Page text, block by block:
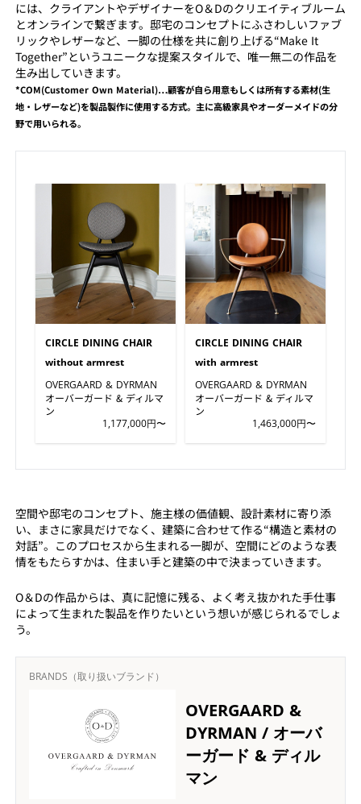
には、クライアントやデザイナーをO＆Dのクリエイティブルーム
とオンラインで繋ぎます。邸宅のコンセプトにふさわしいファブ
リックやレザーなど、一脚の仕様を共に創り上げる“Make It
Together”というユニークな提案スタイルで、唯一無二の作品を
生み出していきます。
*COM(Customer Own Material)…顧客が自ら用意もしくは所有する素材(生
地・レザーなど)を製品製作に使用する方式。主に高級家具やオーダーメイドの分
野で用いられる。
CIRCLE DINING CHAIR
without armrest
OVERGAARD & DYRMAN
オーバーガード & ディルマ
ン
1,177,000円〜
CIRCLE DINING CHAIR
with armrest
OVERGAARD & DYRMAN
オーバーガード & ディルマ
ン
1,463,000円〜
空間や邸宅のコンセプト、施主様の価値観、設計素材に寄り添
い、まさに家具だけでなく、建築に合わせて作る“構造と素材の
対話”。このプロセスから生まれる一脚が、空間にどのような表
情をもたらすかは、住まい手と建築の中で決まっていきます。
O＆Dの作品からは、真に記憶に残る、よく考え抜かれた手仕事
によって生まれた製品を作りたいという想いが感じられるでしょ
う。
BRANDS（取り扱いブランド）
OVERGAARD &
DYRMAN / オーバ
ーガード & ディル
マン